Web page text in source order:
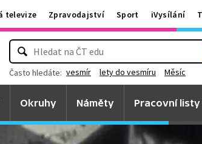
televize Zpravodajství Sport iVysílání
Často hledáte: vesmír lety do vesmíru Měsíc
Okruhy Náměty Pracovní listy